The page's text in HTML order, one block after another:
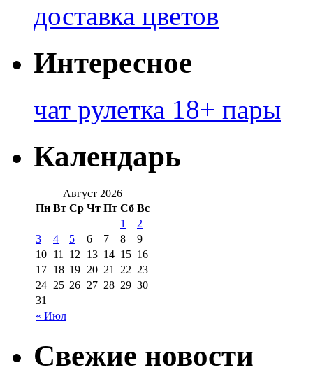
доставка цветов
Интересное
чат рулетка 18+ пары
Календарь
Август 2026
Пн Вт Ср Чт Пт Сб Вс
« Июл
1
2
3
4 5 6 7 8
9
10 11 12 13 14 15 16
17 18 19 20 21 22 23
24 25 26 27 28 29 30
31
Свежие новости